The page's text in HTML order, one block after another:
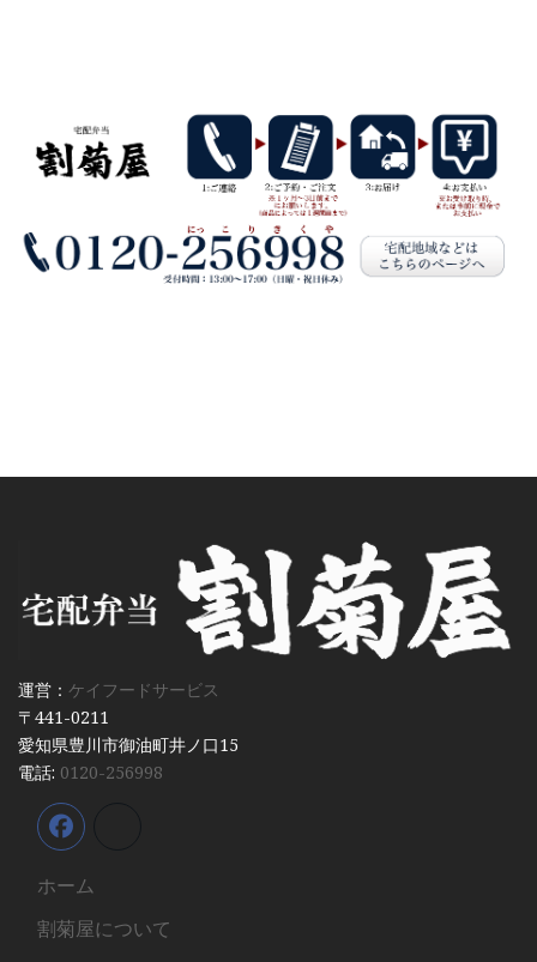
運営： ケイフードサービス
〒441-0211
愛知県豊川市御油町井ノ口15
電話: 0120-256998
ホーム
割菊屋について